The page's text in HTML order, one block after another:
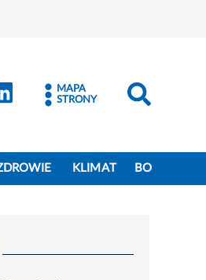
- Instagram
Kraków - LinkedIn
MAPA
STRONY
KLIMAT BO